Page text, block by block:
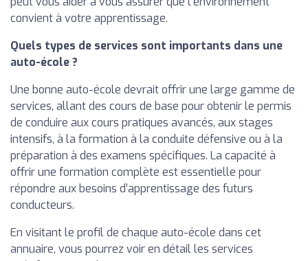
convient à votre apprentissage.
Quels types de services sont importants dans une
auto-école ?
Une bonne auto-école devrait offrir une large gamme de
services, allant des cours de base pour obtenir le permis
de conduire aux cours pratiques avancés, aux stages
intensifs, à la formation à la conduite défensive ou à la
préparation à des examens spécifiques. La capacité à
offrir une formation complète est essentielle pour
répondre aux besoins d’apprentissage des futurs
conducteurs.
En visitant le profil de chaque auto-école dans cet
annuaire, vous pourrez voir en détail les services